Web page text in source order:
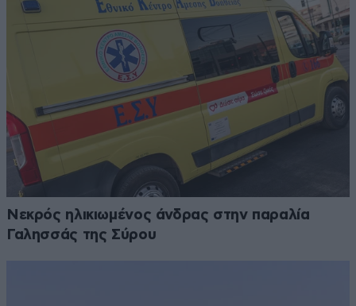
Νεκρός ηλικιωμένος άνδρας στην παραλία
Γαλησσάς της Σύρου